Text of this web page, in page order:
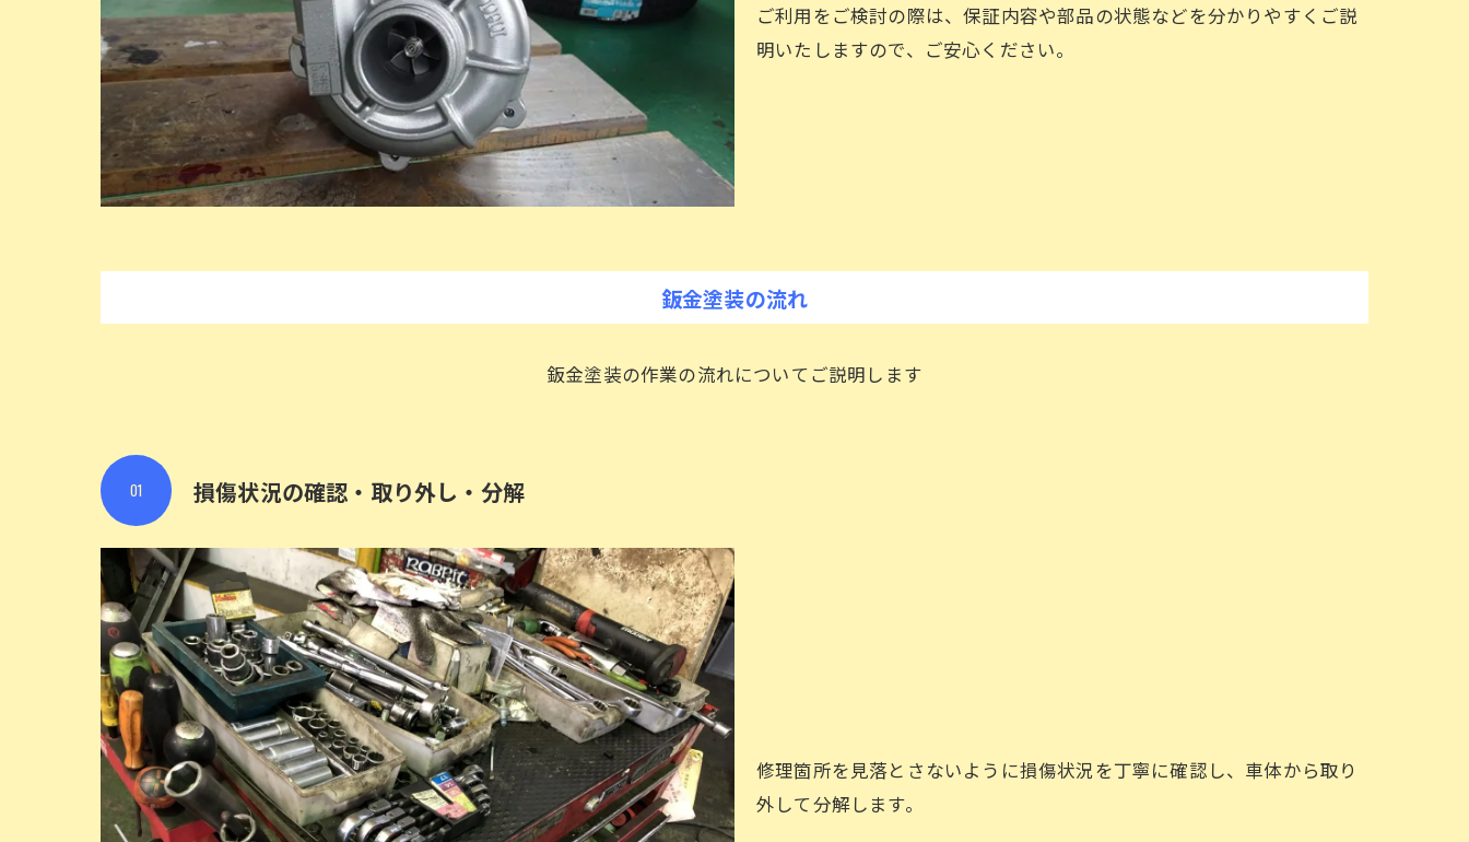
ご利用をご検討の際は、保証内容や部品の状態などを分かりやすくご説
明いたしますので、ご安心ください。
鈑金塗装の流れ
鈑金塗装の作業の流れについてご説明します
損傷状況の確認・取り外し・分解
01
修理箇所を見落とさないように損傷状況を丁寧に確認し、車体から取り
外して分解します。